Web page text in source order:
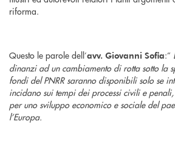
riforma.
Questo le parole dell’avv. Giovanni Sofia:”
dinanzi ad un cambiamento di rotta sotto la
fondi del PNRR saranno disponibili solo se
incidano sui tempi dei processi civili e
per uno sviluppo economico e sociale del
l’Europa.